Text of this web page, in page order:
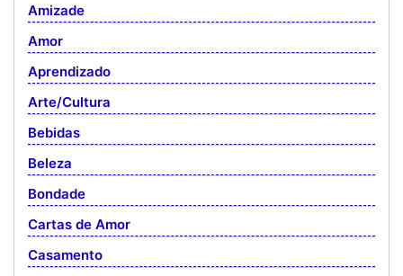
Amizade
Amor
Aprendizado
Arte/Cultura
Bebidas
Beleza
Bondade
Cartas de Amor
Casamento